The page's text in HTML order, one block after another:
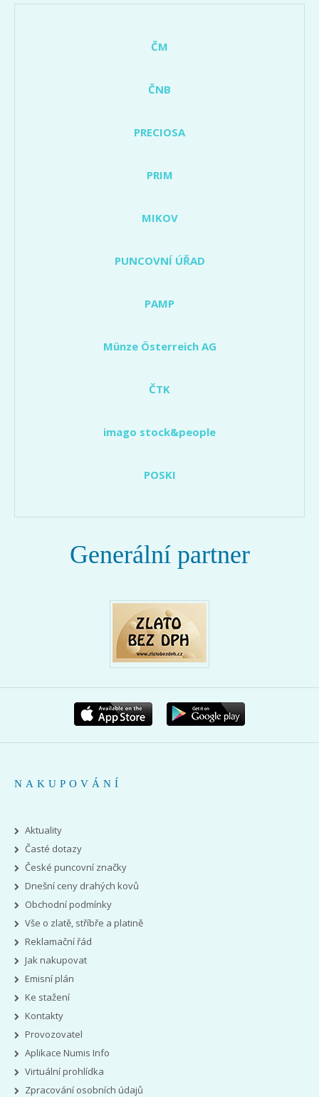
ČM
ČNB
PRECIOSA
PRIM
MIKOV
PUNCOVNÍ ÚŘAD
PAMP
Münze Österreich AG
ČTK
imago stock&people
POSKI
Generální partner
NAKUPOVÁNÍ
Aktuality
Časté dotazy
České puncovní značky
Dnešní ceny drahých kovů
Obchodní podmínky
Vše o zlatě, stříbře a platině
Reklamační řád
Jak nakupovat
Emisní plán
Ke stažení
Kontakty
Provozovatel
Aplikace Numis Info
Virtuální prohlídka
Zpracování osobních údajů